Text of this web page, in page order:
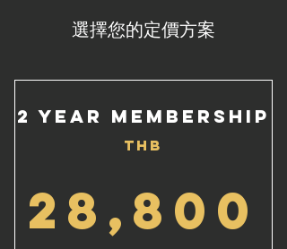
選擇您的定價方案
2 Year Membership
THB
28,800